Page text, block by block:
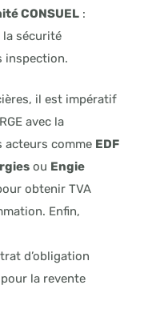
CONSUEL :
sécurité
inspection.
il est impératif
avec la
acteurs comme EDF
ou Engie
obtenir TVA
Enfin,
d’obligation
pour la revente